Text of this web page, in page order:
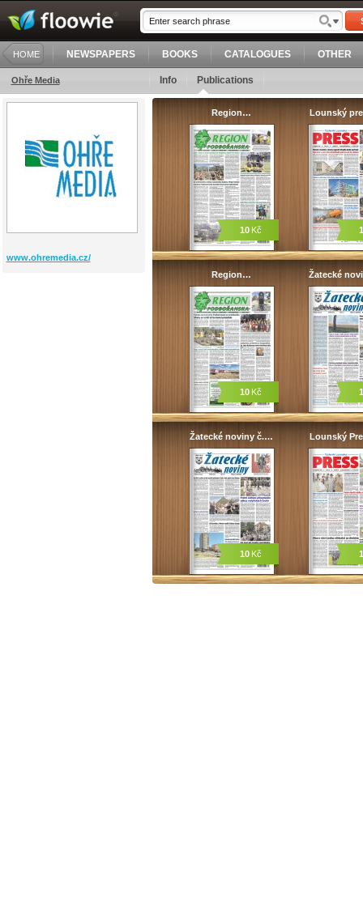
HOME NEWSPAPERS BOOKS CATALOGUES OTHER
Ohře Media Info Publications
www.ohremedia.cz/
Region…
10Kč
Lounský
Region…
10Kč
Žatecké
Žatecké noviny č.…
10Kč
Lounský